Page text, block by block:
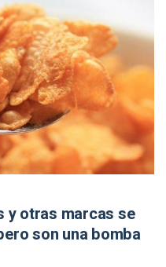
y otras marcas se
son una bomba